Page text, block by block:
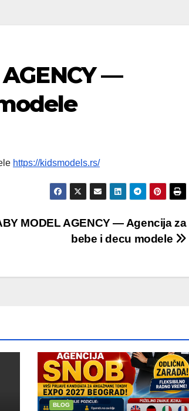
—
https://kidsmodels.rs/
MODEL AGENCY — Agencija za
bebe i decu modele
BLOG